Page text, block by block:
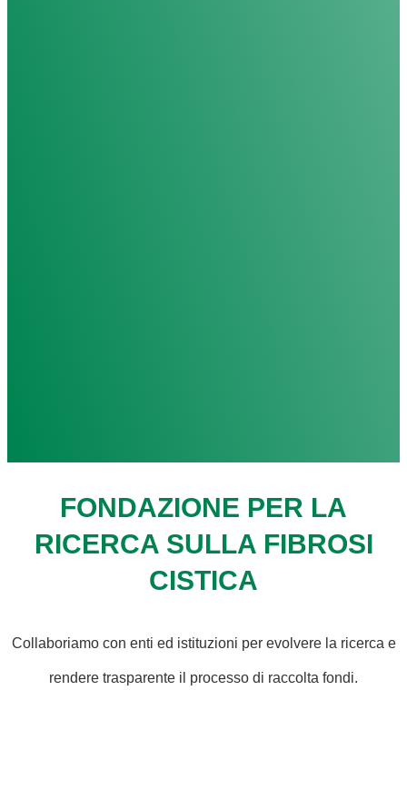
FONDAZIONE PER LA
RICERCA SULLA FIBROSI
CISTICA
Collaboriamo con enti ed istituzioni per evolvere la ricerca e
rendere trasparente il processo di raccolta fondi.